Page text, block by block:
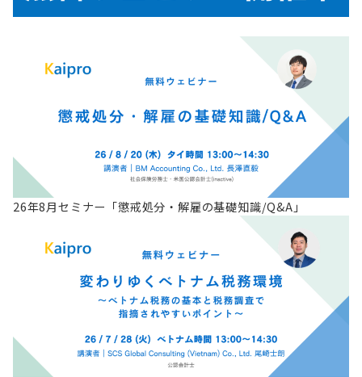
26年8月セミナー「懲戒処分・解雇の基礎知識/Q&A」